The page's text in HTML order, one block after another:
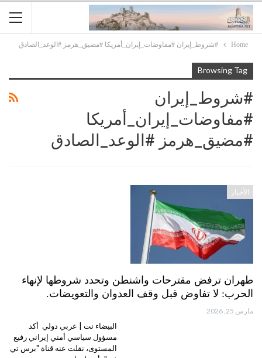
Home #شروط_إيران #مفاوضات_إيران_أمريكا #مضيق_هرمز #الوعد_الصادق
Browsing Tag
#شروط_إيران
#مفاوضات_إيران_أمريكا
#مضيق_هرمز #الوعد_الصادق
الأخبار
طهران ترفض مقترحات واشنطن وتحدد شروطها لإنهاء
الحرب: لا تفاوض قبل وقف العدوان والتعويضات.
مارس 25, 2026
البيضاء نت | عربي دولي أكد
مسؤول سياسي أمني إيراني رفيع
المستوى، نقلت عنه قناة "برس تي